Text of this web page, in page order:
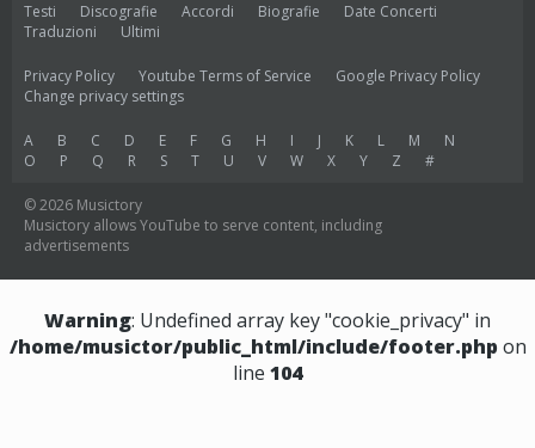
Testi Discografie Accordi Biografie
Date Concerti
Traduzioni
Ultimi
Privacy Policy Youtube Terms of Service
Google Privacy Policy
Change privacy settings
A B C D E F G H I J K L M
N
O
P Q R S T U V W X Y Z #
© 2026 Musictory
Musictory allows YouTube to serve content, including
advertisements
Warning: Undefined array key "cookie_privacy" in
/home/musictor/public_html/include/footer.php on
line 104